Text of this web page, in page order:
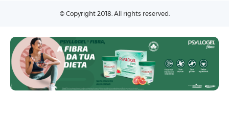
© Copyright 2018. All rights reserved.